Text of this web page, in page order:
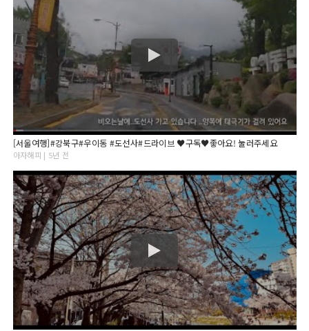
[서울여행]#강북구#우이동 #도선사#드라이브 ♥구독♥좋아요! 눌러주세요
아자해피 | 5년 전